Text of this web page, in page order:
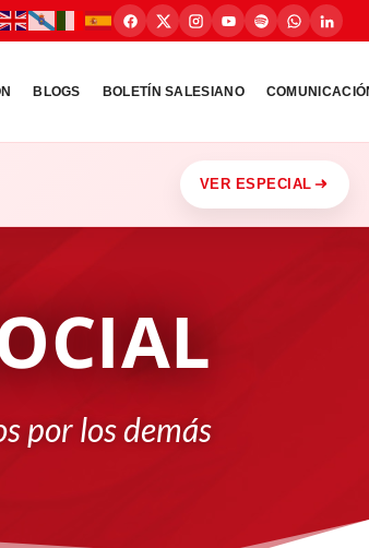
BLOGS BOLETÍN SALESIANO
VER ESPECIAL
por los demás